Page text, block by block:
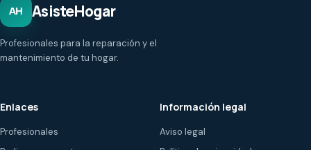
AH AsisteHogar
Profesionales para la reparación y el
mantenimiento de tu hogar.
Enlaces
Profesionales
Información legal
Aviso legal